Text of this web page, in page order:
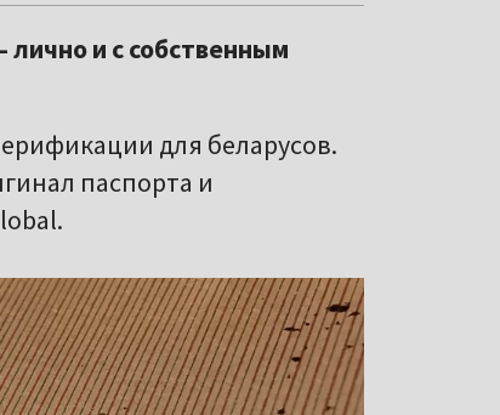
и с собственным
для беларусов.
паспорта и